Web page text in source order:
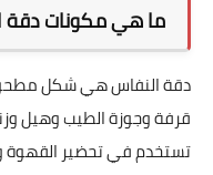
ما هي مكونات دقة
دقة النفاس هي شكل
قرفة وجوزة الطيب وهيل
تستخدم في تحضير القهوة